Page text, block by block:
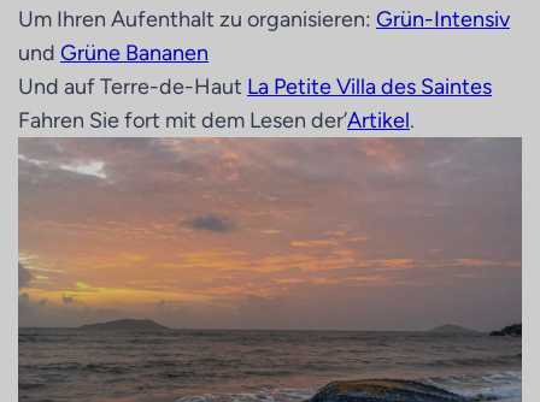
Um Ihren Aufenthalt zu organisieren: Grün-Intensiv
und Grüne Bananen
Und auf Terre-de-Haut La Petite Villa des Saintes
Fahren Sie fort mit dem Lesen der’Artikel.